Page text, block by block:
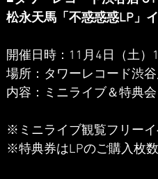
松永天馬「不惑惑惑LP」
開催日時：11月4日（土）
場所：タワーレコード渋谷
内容：ミニライブ＆特典会
※ミニライブ観覧フリー
※特典券はLPのご購入枚